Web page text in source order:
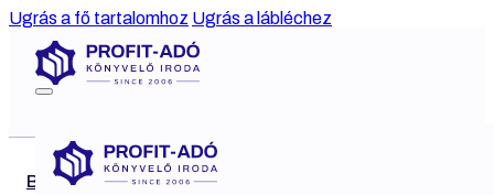
Ugrás a fő tartalomhoz Ugrás a lábléchez
Blog